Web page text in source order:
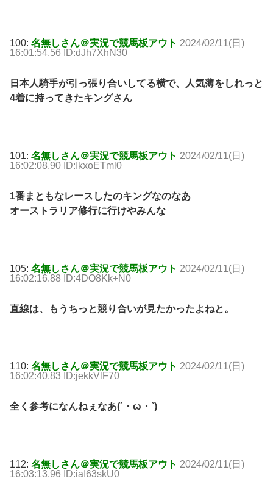
100: 名無しさん＠実況で競馬板アウト 2024/02/11(日)
16:01:54.56 ID:dJh7XhN30
日本人騎手が引っ張り合いしてる横で、人気薄をしれっと
4着に持ってきたキングさん
101: 名無しさん＠実況で競馬板アウト 2024/02/11(日)
16:02:08.90 ID:IkxoETml0
1番まともなレースしたのキングなのなあ
オーストラリア修行に行けやみんな
105: 名無しさん＠実況で競馬板アウト 2024/02/11(日)
16:02:16.88 ID:4DO8Kk+N0
直線は、もうちっと競り合いが見たかったよねと。
110: 名無しさん＠実況で競馬板アウト 2024/02/11(日)
16:02:40.83 ID:jekkVlF70
全く参考になんねぇなあ(´・ω・`)
112: 名無しさん＠実況で競馬板アウト 2024/02/11(日)
16:03:13.96 ID:iaI63skU0